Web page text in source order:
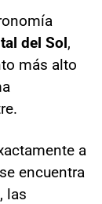
del Sol,
más alto
a
encuentra
las